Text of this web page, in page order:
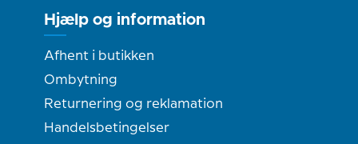
Hjælp og information
Afhent i butikken
Ombytning
Returnering og reklamation
Handelsbetingelser